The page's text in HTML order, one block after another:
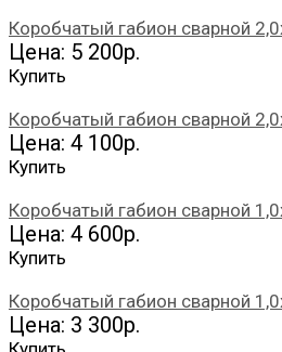
Коробчатый габион сварной
Цена: 5 200р.
Купить
Коробчатый габион сварной
Цена: 4 100р.
Купить
Коробчатый габион сварной
Цена: 4 600р.
Купить
Коробчатый габион сварной
Цена: 3 300р.